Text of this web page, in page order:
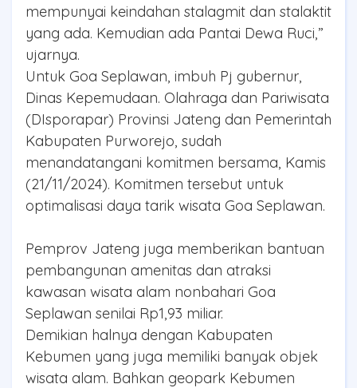
mempunyai keindahan stalagmit dan stalaktit
yang ada. Kemudian ada Pantai Dewa Ruci,”
ujarnya.
Untuk Goa Seplawan, imbuh Pj gubernur,
Dinas Kepemudaan. Olahraga dan Pariwisata
(DIsporapar) Provinsi Jateng dan Pemerintah
Kabupaten Purworejo, sudah
menandatangani komitmen bersama, Kamis
(21/11/2024). Komitmen tersebut untuk
optimalisasi daya tarik wisata Goa Seplawan.
Pemprov Jateng juga memberikan bantuan
pembangunan amenitas dan atraksi
kawasan wisata alam nonbahari Goa
Seplawan senilai Rp1,93 miliar.
Demikian halnya dengan Kabupaten
Kebumen yang juga memiliki banyak objek
wisata alam. Bahkan geopark Kebumen